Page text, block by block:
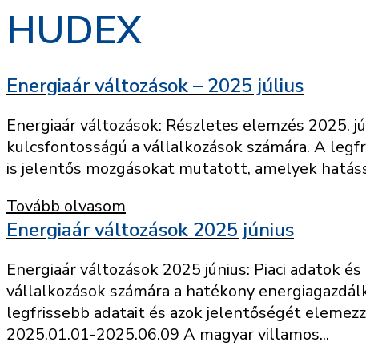
HUDEX
Energiaár változások – 2025 július
Energiaár változások: Részletes elemzés 2025.
kulcsfontosságú a vállalkozások számára. A
is jelentős mozgásokat mutatott, amelyek
Tovább olvasom
Energiaár változások 2025 június
Energiaár változások 2025 június: Piaci adatok
vállalkozások számára a hatékony
legfrissebb adatait és azok jelentőségét
2025.01.01-2025.06.09 A magyar villamos...